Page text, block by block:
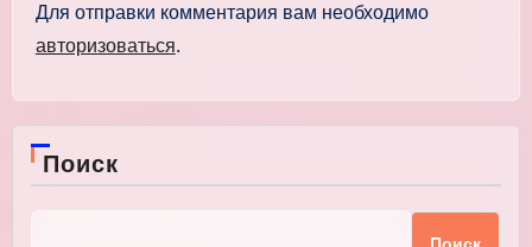
Для отправки комментария вам необходимо
авторизоваться.
Поиск